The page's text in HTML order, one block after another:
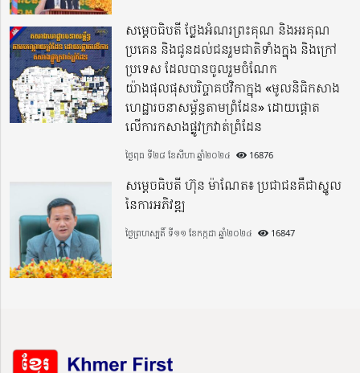
សម្តេចធិបតី ថ្លែងអំណរព្រះគុណ និងអរគុណ
ប្រគេន និងជូនដល់ជនរួមជាតិទាំងក្នុង​ និងក្រៅ
ប្រទេស​ ដែលបានចូលរួមចំណែក
យ៉ាងផុលផុសបរិច្ចាគថវិកាក្នុង «មូលនិធិកសាង
ហេដ្ឋារចនាសម្ព័ន្ធតាមព្រំដែន» ដោយផ្ដោត
លើការកសាងផ្លូវក្រវាត់ព្រំដែន
ថ្ងៃពុធ ទី២៨ ខែសីហា ឆ្នាំ២០២៤ 16876
សម្តេចធិបតី ហ៊ុន ម៉ាណែត៖ ប្រជាជនគឺជាស្នូល
នៃការអភិវឌ្ឍ
ថ្ងៃព្រហស្បតិ៍ ទី១១ ខែកក្កដា ឆ្នាំ២០២៤ 16847